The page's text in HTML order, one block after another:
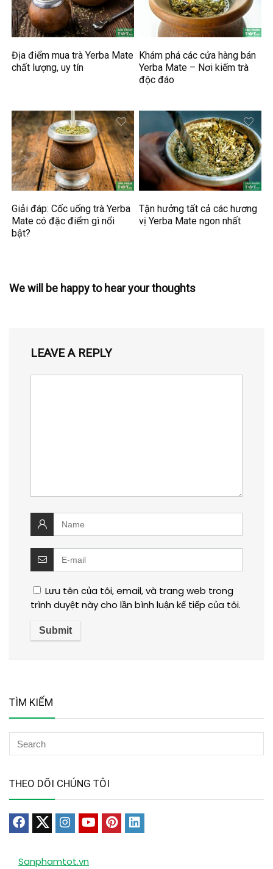
Địa điểm mua trà Yerba Mate
chất lượng, uy tín
Khám phá các cửa hàng bán
Yerba Mate – Nơi kiếm trà
độc đáo
Giải đáp: Cốc uống trà Yerba
Mate có đặc điểm gì nổi
bật?
Tận hưởng tất cả các hương
vị Yerba Mate ngon nhất
We will be happy to hear your thoughts
LEAVE A REPLY
Lưu tên của tôi, email, và trang web trong
trình duyệt này cho lần bình luận kế tiếp của tôi.
TÌM KIẾM
THEO DÕI CHÚNG TÔI
Sanphamtot.vn